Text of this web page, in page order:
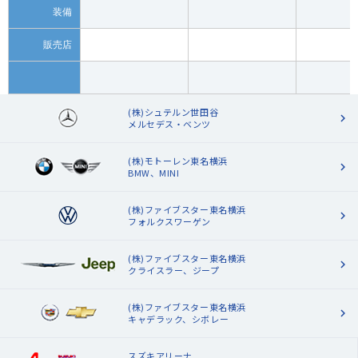
装備
販売店
(株)シュテルン世田谷
メルセデス・ベンツ
(株)モトーレン東名横浜
BMW、MINI
(株)ファイブスター東名横浜
フォルクスワーゲン
(株)ファイブスター東名横浜
クライスラー、ジープ
(株)ファイブスター東名横浜
キャデラック、シボレー